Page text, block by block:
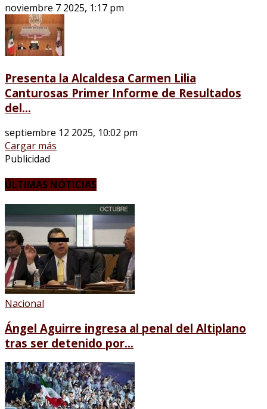
noviembre 7 2025, 1:17 pm
Presenta la Alcaldesa Carmen Lilia
Canturosas Primer Informe de Resultados
del...
septiembre 12 2025, 10:02 pm
Cargar más
Publicidad
ÚLTIMAS NOTICIAS
Nacional
Ángel Aguirre ingresa al penal del Altiplano
tras ser detenido por...